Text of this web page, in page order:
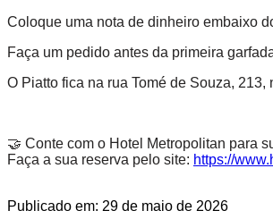
Coloque uma nota de dinheiro embaixo
Faça um pedido antes da primeira
O Piatto fica na rua Tomé de Souza,
🤝 Conte com o Hotel Metropolitan para
Faça a sua reserva pelo site: https://
Publicado em: 29 de maio de 2026